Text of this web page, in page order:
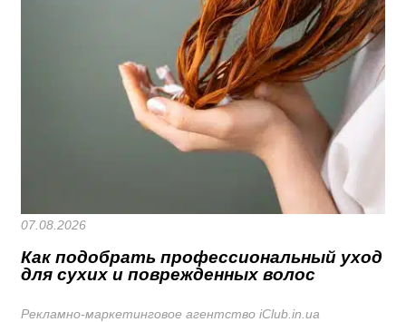
07.08.2026
Как подобрать профессиональный уход
для сухих и поврежденных волос
Рекламно-маркетинговое агентство iClub.in.ua